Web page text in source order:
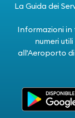
La Guida dei
Informazioni in
numeri
all'Aeroporto